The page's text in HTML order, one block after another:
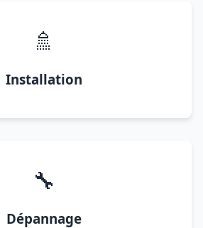
🚿
Installation
🔧
Dépannage